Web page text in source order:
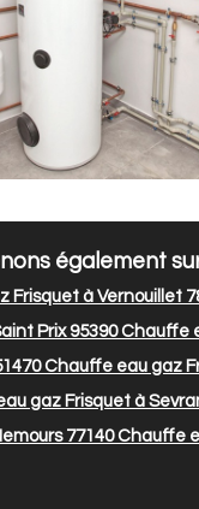
également
Frisquet à Vernouillet
Prix 95390Chauffe
Chauffe eau gaz
gaz Frisquet à
77140Chauffe